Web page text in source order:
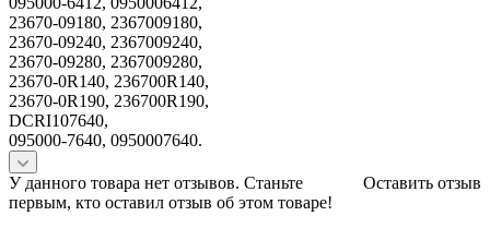
23670-09180, 2367009180,
23670-09240, 2367009240,
23670-09280, 2367009280,
23670-0R140, 236700R140,
23670-0R190, 236700R190,
DCRI107640,
095000-7640, 0950007640.
Оставить отзыв
У данного товара нет отзывов. Станьте
первым, кто оставил отзыв об этом товаре!